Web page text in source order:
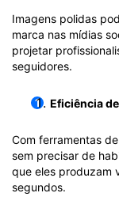
Imagens polidas
marca nas mídias
projetar
seguidores.
Eficiência
Com ferramentas
sem precisar de
que eles produzam
segundos.